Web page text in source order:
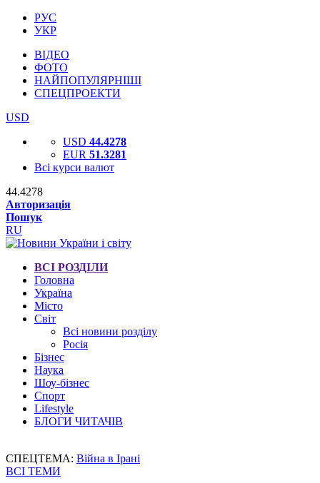
РУС
УКР
ВІДЕО
ФОТО
НАЙПОПУЛЯРНІШІ
СПЕЦПРОЕКТИ
USD
USD 44.4278
EUR 51.3281
Всі курси валют
44.4278
Авторизація
Пошук
RU
ВСІ РОЗДІЛИ
Головна
Україна
Місто
Світ
Всі новини розділу
Росія
Бізнес
Наука
Шоу-бізнес
Спорт
Lifestyle
БЛОГИ ЧИТАЧІВ
СПЕЦТЕМА: Війна в Ірані
ВСІ ТЕМИ